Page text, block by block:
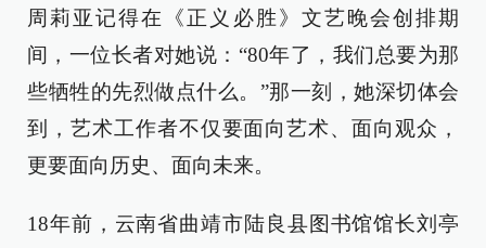
周莉亚记得在《正义必胜》文艺晚会创排期
间，一位长者对她说：“80年了，我们总要为那
些牺牲的先烈做点什么。”那一刻，她深切体会
到，艺术工作者不仅要面向艺术、面向观众，
更要面向历史、面向未来。
18年前，云南省曲靖市陆良县图书馆馆长刘亭